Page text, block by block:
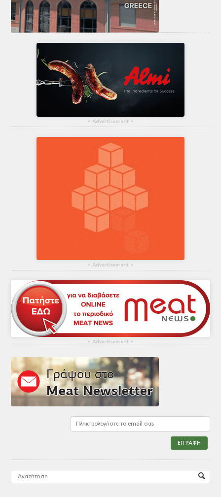
▴ Advertisement ▴
▴ Advertisement ▴
▴ Advertisement ▴